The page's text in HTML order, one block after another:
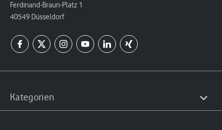
Ferdinand-Braun-Platz 1
40549 Düsseldorf
Kategorien